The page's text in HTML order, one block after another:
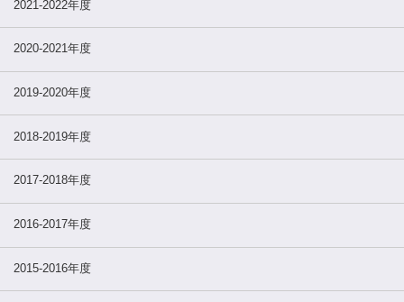
2021-2022年度
2020-2021年度
2019-2020年度
2018-2019年度
2017-2018年度
2016-2017年度
2015-2016年度